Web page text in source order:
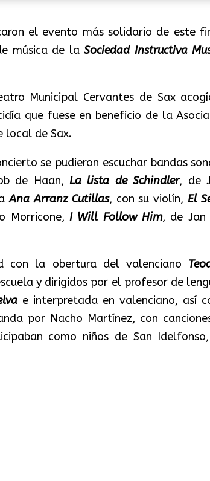
el evento más solidario de este
música de laSociedad Instructiva
Municipal Cervantes de Sax
que fuese en beneficio de la
local de Sax.
se pudieron escuchar bandas
de Haan,La lista de Schindler, de
aAna Arranz Cutillas, con su violín, El
Morricone, I Will Follow Him, de Jan
con la obertura del valenciano
y dirigidos por el profesor de
e interpretada en valenciano, así
por Nacho Martínez, con
como niños de San